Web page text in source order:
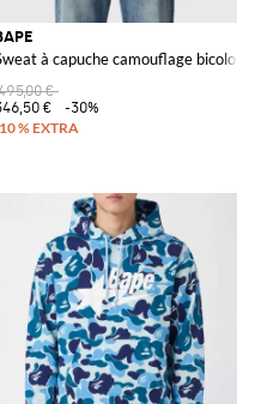
camouflage
à capuche camouflage bicolore
€
€
-30%